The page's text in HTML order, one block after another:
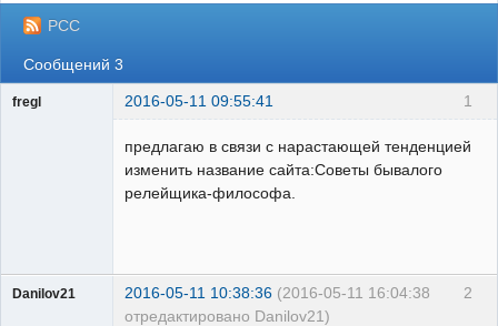
РСС
Сообщений 3
1
fregl 2016-05-11 09:55:41
предлагаю в связи с нарастающей тенденцией
изменить название сайта:Советы бывалого
релейщика-философа.
2
Danilov21 2016-05-11 10:38:36 (2016-05-11 16:04:38
отредактировано Danilov21)